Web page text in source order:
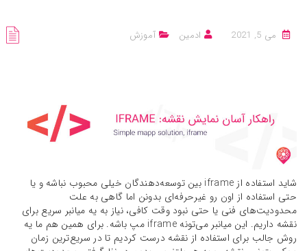
می 5, 2021 ادمین آموزش
شاید استفاده از iframe بین توسعه‌دهندگان خیلی محبوب نباشه و یا
حتی استفاده از اون رو غیرحرفه‌ای بدونن اما گاهی به علت
محدودیت‌های فنی یا حتی نبود وقت کافی، نیاز به یه میانبر سریع برای
نقشه داریم. این میانبر می‌تونه iframe مپ باشه. برای همین هم ما یه
روش جالب برای استفاده از نقشه درست کردیم تا در سریع‌ترین زمان